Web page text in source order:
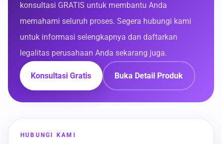
konsultasi GRATIS untuk membantu Anda
memahami seluruh proses. Segera hubungi kami
untuk informasi selengkapnya dan daftarkan
legalitas perusahaan Anda sekarang juga.
Konsultasi Gratis Buka Detail Produk
HUBUNGI KAMI